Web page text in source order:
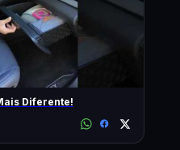
Diferente!